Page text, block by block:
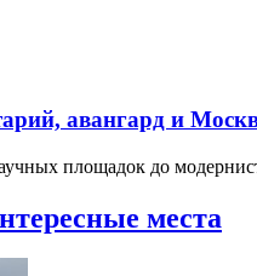
авангард и
площадок до
места